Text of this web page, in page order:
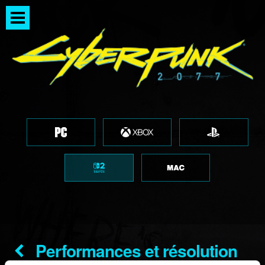
Performances et résolution